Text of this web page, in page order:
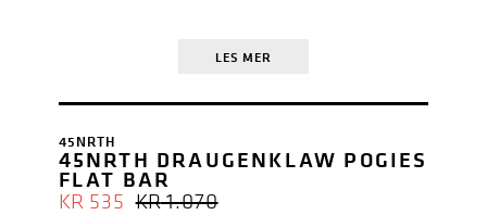
LES MER
45NRTH
45NRTH DRAUGENKLAW POGIES
FLAT BAR
KR1.070OPPRINNELIG
KR 535
NÅVÆRENDE